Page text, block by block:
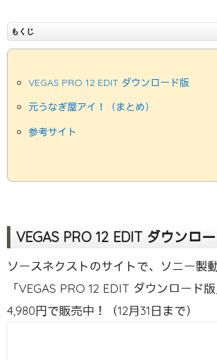
もくじ
VEGAS PRO 12 EDIT ダウンロード版
元うなぎ屋アイ！（まとめ）
参考サイト
VEGAS PRO 12 EDIT ダウンロ
ソースネクストのサイトで、ソニー製
「VEGAS PRO 12 EDIT ダウンロード
4,980円で販売中！（12月31日まで）